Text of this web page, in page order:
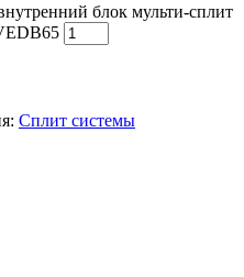
блок мульти-сплит
Сплит системы